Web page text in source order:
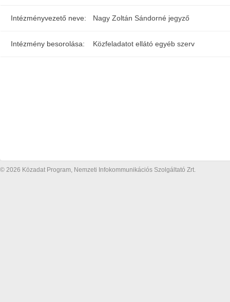
Intézményvezető neve: Nagy Zoltán Sándorné jegyző
Intézmény besorolása: Közfeladatot ellátó egyéb szerv
© 2026 Közadat Program, Nemzeti Infokommunikációs Szolgáltató Zrt.